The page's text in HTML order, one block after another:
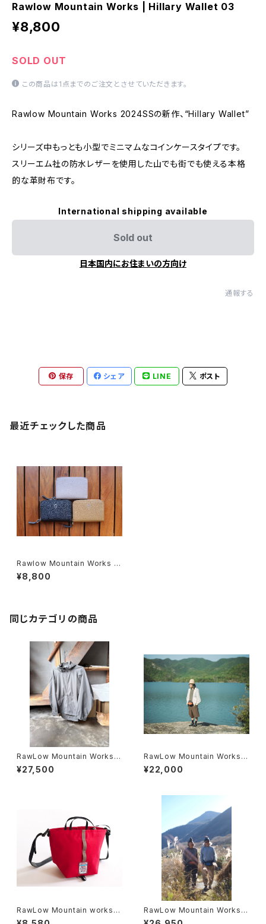
Rawlow Mountain Works | Hillary Wallet 03
¥8,800
SOLD OUT
この商品は1点までのご注文とさせていただきます。
Rawlow Mountain Works 2024SSの新作、“Hillary Wallet”
シリーズ中もっとも小型でミニマムなコインケースタイプです。
スリーエム社の防水レザーを使用した山でも街でも使える本格
的な革財布です。
International shipping available
Sold out
日本国内にお住まいの方向け
通報する
保存 シェア LINE ポスト
最近チェックした商品
Rawlow Mountain Works |
Hillary Wallet 03
¥8,800
同じカテゴリの商品
RawLow Mountain Works |
Airy Hoodie
¥27,500
RawLow Mountain Works |
Hiker Gurkha Pants
¥22,000
RawLow Mountain works |
2025 ZODIAC Limited Editi
RawLow Mountain Works |
Hiker Baker Pants